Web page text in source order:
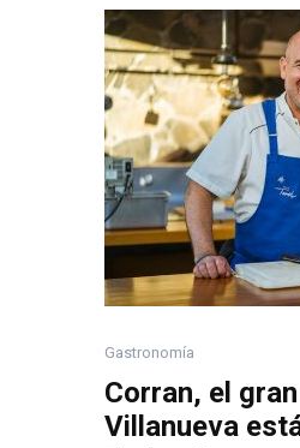
Gastronomía
Corran, el
Villanueva